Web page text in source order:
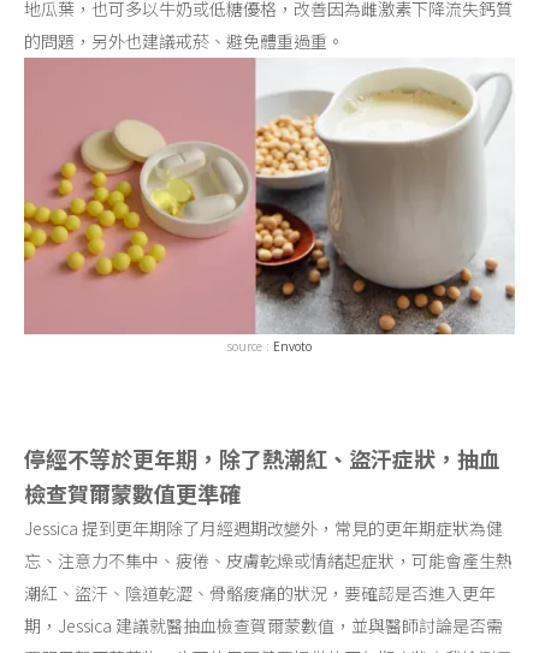
地瓜葉，也可多以牛奶或低糖優格，改善因為雌激素下降流失鈣質
的問題，另外也建議戒菸、避免體重過重。
source : Envoto
停經不等於更年期，除了熱潮紅、盜汗症狀，抽血
檢查賀爾蒙數值更準確
Jessica 提到更年期除了月經週期改變外，常見的更年期症狀為健
忘、注意力不集中、疲倦、皮膚乾燥或情緒起症狀，可能會產生熱
潮紅、盜汗、陰道乾澀、骨骼痠痛的狀況，要確認是否進入更年
期，Jessica 建議就醫抽血檢查賀爾蒙數值，並與醫師討論是否需